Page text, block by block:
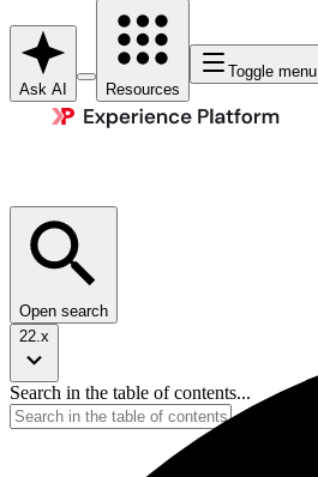
Ask AI Resources
Toggle menu
Open search
22.x
Search in the table of contents...